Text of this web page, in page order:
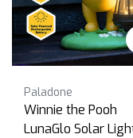
Paladone
Winnie the Pooh
LunaGlo Solar